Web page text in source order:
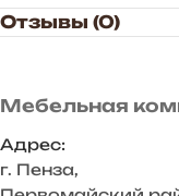
первозданном виде.
Этот гарнитур
— Функциональное
— Произвольное
возможность
Отзывы (0)
Мебельная
Адрес:
г. Пенза,